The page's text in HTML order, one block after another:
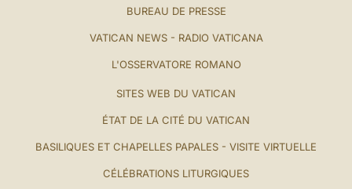
BUREAU DE PRESSE
VATICAN NEWS - RADIO VATICANA
L'OSSERVATORE ROMANO
SITES WEB DU VATICAN
ÉTAT DE LA CITÉ DU VATICAN
BASILIQUES ET CHAPELLES PAPALES - VISITE VIRTUELLE
CÉLÉBRATIONS LITURGIQUES